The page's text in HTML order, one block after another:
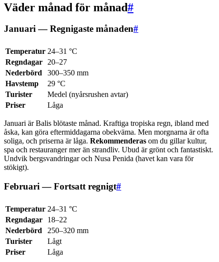
Väder månad för månad#
Januari — Regnigaste månaden#
Temperatur 24–31 °C
Regndagar
20–27
Nederbörd
300–350 mm
Havstemp
29 °C
Turister
Medel (nyårsrushen avtar)
Priser
Låga
Januari är Balis blötaste månad. Kraftiga tropiska regn, ibland med
åska, kan göra eftermiddagarna obekväma. Men morgnarna är ofta
soliga, och priserna är låga. Rekommenderas om du gillar kultur,
spa och restauranger mer än strandliv. Ubud är grönt och fantastiskt.
Undvik bergsvandringar och Nusa Penida (havet kan vara för
stökigt).
Februari — Fortsatt regnigt#
Temperatur 24–31 °C
Regndagar
18–22
Nederbörd
250–320 mm
Turister
Lågt
Priser
Låga